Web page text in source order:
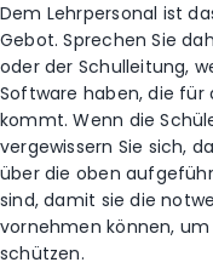
Dem Lehrpersonal ist
Gebot. Sprechen Sie
oder der Schulleitung,
Software haben, die für
kommt. Wenn die
vergewissern Sie sich,
über die oben
sind, damit sie die
vornehmen können, um
schützen.